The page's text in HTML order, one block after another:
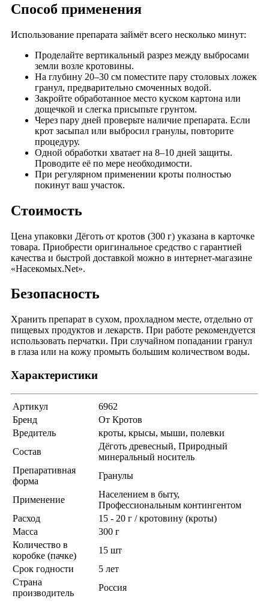
Способ применения
Использование препарата займёт всего несколько минут:
Проделайте вертикальный разрез между выбросами
земли возле кротовины.
На глубину 20–30 см поместите пару столовых ложек
гранул, предварительно смоченных водой.
Закройте обработанное место куском картона или
дощечкой и слегка присыпьте грунтом.
Через пару дней проверьте наличие препарата. Если
крот засыпал или выбросил гранулы, повторите
процедуру.
Одной обработки хватает на 8–10 дней защиты.
Проводите её по мере необходимости.
При регулярном применении кроты полностью
покинут ваш участок.
Стоимость
Цена упаковки Дёготь от кротов (300 г) указана в карточке
товара. Приобрести оригинальное средство с гарантией
качества и быстрой доставкой можно в интернет-магазине
«Насекомых.Net».
Безопасность
Хранить препарат в сухом, прохладном месте, отдельно от
пищевых продуктов и лекарств. При работе рекомендуется
использовать перчатки. При случайном попадании гранул
в глаза или на кожу промыть большим количеством воды.
Характеристики
Артикул
6962
Бренд
От Кротов
Вредитель
кроты, крысы, мыши, полевки
Состав
Дёготь древесный, Природный
минеральный носитель
Препаративная
форма
Гранулы
Применение
Населением в быту,
Профессиональным контингентом
Расход
15 - 20 г / кротовину (кроты)
Масса
300 г
Количество в
коробке (пачке)
15 шт
Срок годности
5 лет
Страна
производитель
Россия